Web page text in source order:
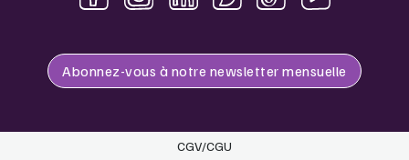
Abonnez-vous à notre newsletter mensuelle
CGV/CGU